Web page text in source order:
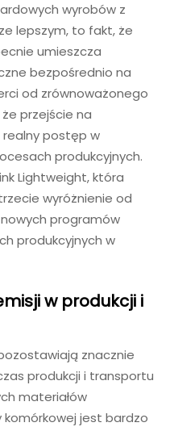
wyrobów z
lepszym, to fakt, że
umieszcza
bezpośrednio na
od zrównoważonego
przejście na
postęp w
produkcyjnych.
Lightweight, która
wyróżnienie od
programów
produkcyjnych w
w produkcji i
znacznie
produkcji i transportu
materiałów
jest bardzo